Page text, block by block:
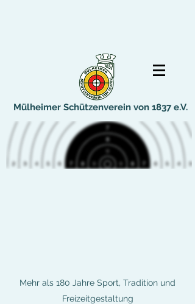
Mülheimer Schützenverein von 1837 e.V.
Mehr als 180 Jahre Sport, Tradition und
Freizeitgestaltung